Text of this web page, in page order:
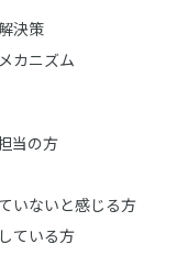
決策
カニズム
当の方
いないと感じる方
ている方